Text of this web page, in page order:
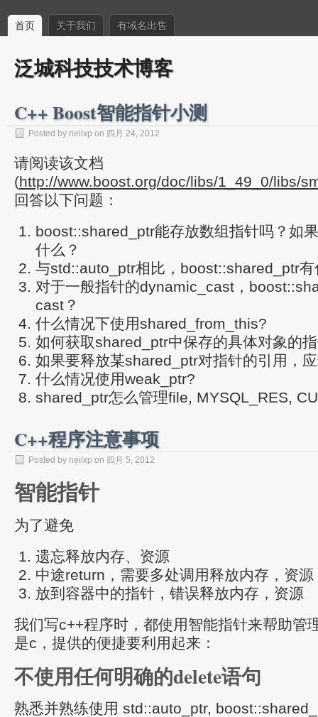
首页 关于我们 有域名出售
泛城科技技术博客
C++ Boost智能指针小测
Posted by neilxp on 四月 24, 2012
请阅读该文档
(http://www.boost.org/doc/libs/1_49_0/libs/
回答以下问题：
boost::shared_ptr能存放数组指针吗？如
什么？
与std::auto_ptr相比，boost::shared_ptr有
对于一般指针的dynamic_cast，
cast？
什么情况下使用shared_from_this?
如何获取shared_ptr中保存的具体对象的
如果要释放某shared_ptr对指针的引用，
什么情况使用weak_ptr?
shared_ptr怎么管理file, MYSQL_RES,
C++程序注意事项
Posted by neilxp on 四月 5, 2012
智能指针
为了避免
遗忘释放内存、资源
中途return，需要多处调用释放内存，资源
放到容器中的指针，错误释放内存，资源
我们写c++程序时，都使用智能指针来帮助管
是c，提供的便捷要利用起来：
不使用任何明确的delete语句
熟悉并熟练使用 std::auto_ptr,